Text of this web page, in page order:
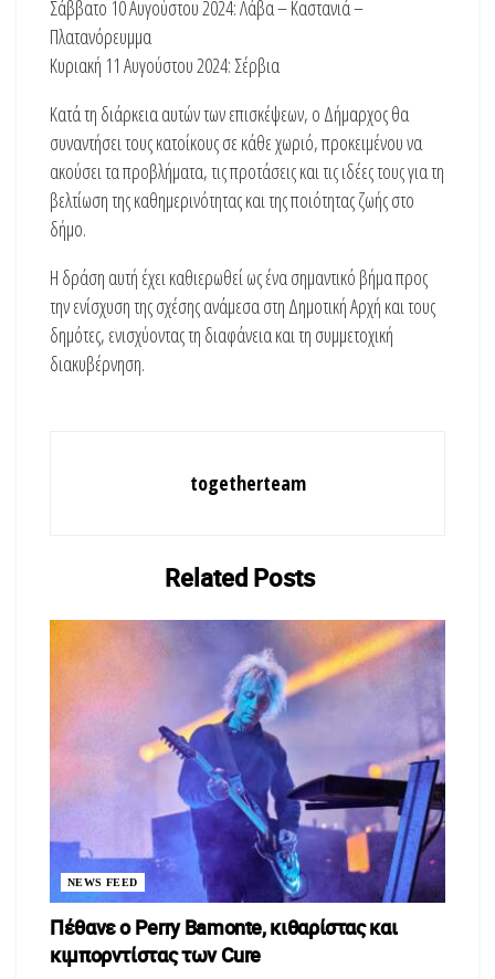
Σάββατο 10 Αυγούστου 2024: Λάβα – Καστανιά –
Πλατανόρευμμα
Κυριακή 11 Αυγούστου 2024: Σέρβια
Κατά τη διάρκεια αυτών των επισκέψεων, ο Δήμαρχος θα
συναντήσει τους κατοίκους σε κάθε χωριό, προκειμένου να
ακούσει τα προβλήματα, τις προτάσεις και τις ιδέες τους για τη
βελτίωση της καθημερινότητας και της ποιότητας ζωής στο
δήμο.
Η δράση αυτή έχει καθιερωθεί ως ένα σημαντικό βήμα προς
την ενίσχυση της σχέσης ανάμεσα στη Δημοτική Αρχή και τους
δημότες, ενισχύοντας τη διαφάνεια και τη συμμετοχική
διακυβέρνηση.
togetherteam
RelatedPosts
NEWS FEED
Πέθανε ο Perry Bamonte, κιθαρίστας και
κιμπορντίστας των Cure